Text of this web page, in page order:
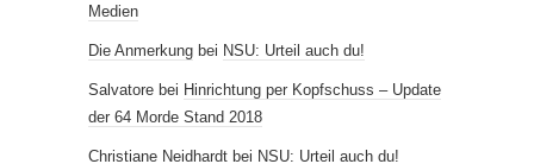
Medien
Die Anmerkung bei NSU: Urteil auch du!
Salvatore bei Hinrichtung per Kopfschuss – Update
der 64 Morde Stand 2018
Christiane Neidhardt bei NSU: Urteil auch du!